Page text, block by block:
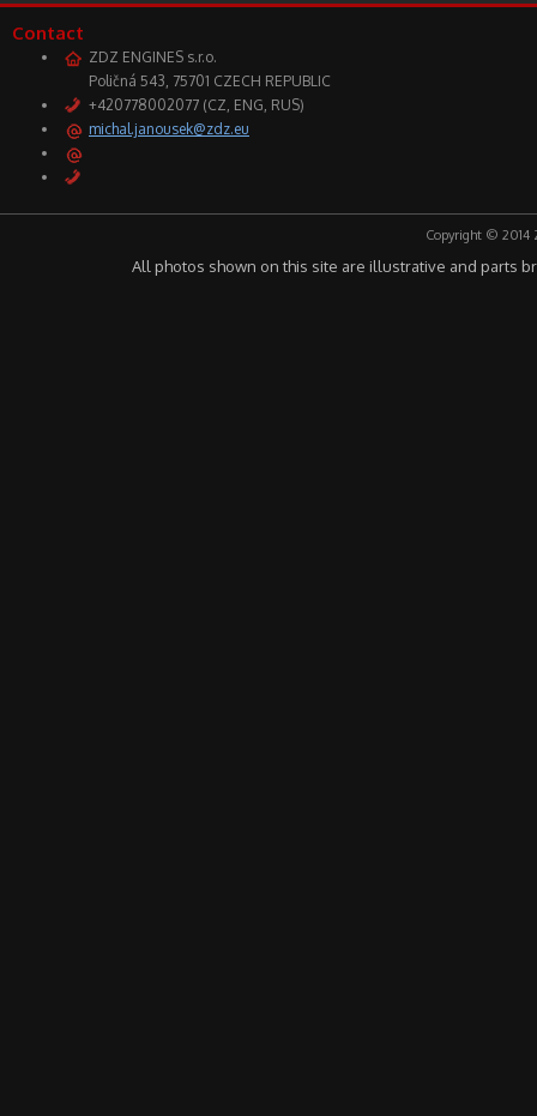
Contact
ZDZ ENGINES s.r.o.
Poličná 543, 75701 CZECH REPUBLIC
+420778002077 (CZ, ENG, RUS)
michal.janousek@zdz.eu
Copyright © 2014
All photos shown on this site are illustrative and parts